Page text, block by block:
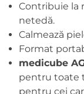
Contribuie la
netedă.
Calmează
Format
medicube
pentru toate
pentru cei